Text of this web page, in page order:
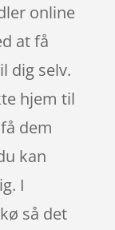
online
at få
dig selv.
hjem til
dem
kan
I
så det